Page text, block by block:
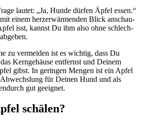
lau­tet: „Ja, Hun­de dür­fen Äpfel essen.“
einem herz­er­wär­men­den Blick anschau­
isst, kannst Du ihm also ohne schlech­
zu ver­mei­den ist es wich­tig, dass Du
Kern­ge­häu­se ent­fernst und Dei­nem
gibst. In gerin­gen Men­gen ist ein Apfel
für Dei­nen Hund und als
gut geeig­net.
schä­len?